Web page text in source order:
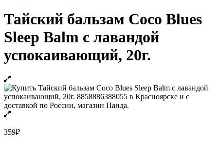
Тайский бальзам Coco Blues
Sleep Balm с лавандой
успокаивающий, 20г.
359₽